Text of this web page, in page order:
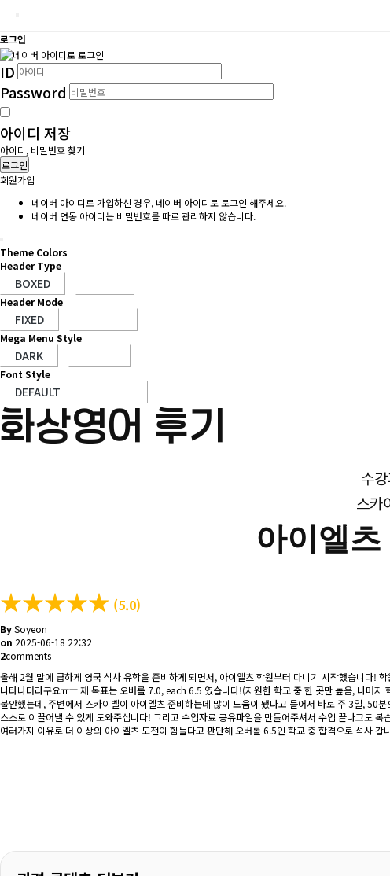
로그인
ID
Password
아이디 저장
아이디, 비밀번호 찾기
로그인
회원가입
네이버 아이디로 가입하신 경우, 네이버 아이디로 로그인 해주세요.
네이버 연동 아이디는 비밀번호를 따로 관리하지 않습니다.
Theme Colors
Header Type
Header Mode
Mega Menu Style
Font Style
화상영어 후기
수
스카
아이엘츠
★★★★★ (5.0)
BySoyeon
on 2025-06-18 22:32
2comments
올해 2월 말에 급하게 영국 석사 유학을 준비하게 되면서, 아이엘츠 학원부터 다니기 시작했습니다!
나타나더라구요ㅠㅠ 제 목표는 오버롤 7.0, each 6.5 였습니다!(지원한 학교 중 한 곳만 높음, 나머
불안했는데, 주변에서 스카이벨이 아이엘츠 준비하는데 많이 도움이 됐다고 들어서 바로 주 3일,
스스로 이끌어낼 수 있게 도와주십니다! 그리고 수업자료 공유파일을 만들어주셔서 수업 끝나고도
여러가지 이유로 더 이상의 아이엘츠 도전이 힘들다고 판단해 오버롤 6.5인 학교 중 합격으로 석사